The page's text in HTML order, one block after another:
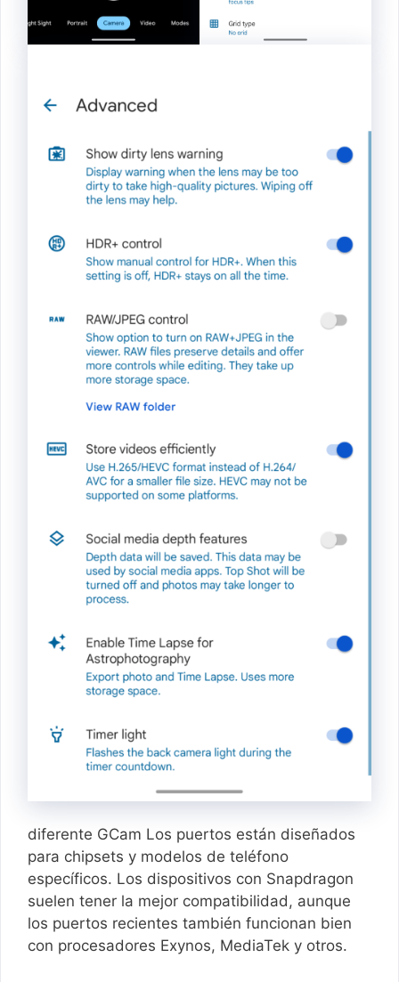
diferente GCam Los puertos están diseñados
para chipsets y modelos de teléfono
específicos. Los dispositivos con Snapdragon
suelen tener la mejor compatibilidad, aunque
los puertos recientes también funcionan bien
con procesadores Exynos, MediaTek y otros.